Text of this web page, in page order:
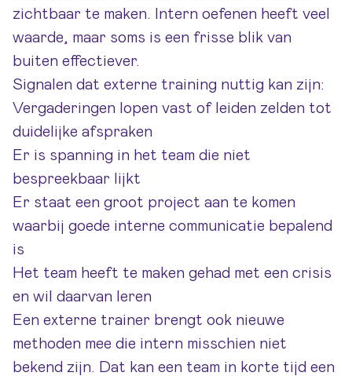
zichtbaar te maken. Intern oefenen heeft veel
waarde, maar soms is een frisse blik van
buiten effectiever.
Signalen dat externe training nuttig kan zijn:
Vergaderingen lopen vast of leiden zelden tot
duidelijke afspraken
Er is spanning in het team die niet
bespreekbaar lijkt
Er staat een groot project aan te komen
waarbij goede interne communicatie bepalend
is
Het team heeft te maken gehad met een crisis
en wil daarvan leren
Een externe trainer brengt ook nieuwe
methoden mee die intern misschien niet
bekend zijn. Dat kan een team in korte tijd een